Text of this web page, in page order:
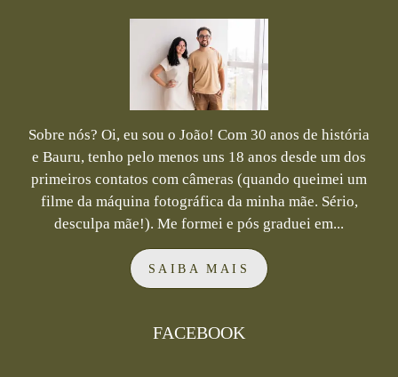
Sobre nós? Oi, eu sou o João! Com 30 anos de história
e Bauru, tenho pelo menos uns 18 anos desde um dos
primeiros contatos com câmeras (quando queimei um
filme da máquina fotográfica da minha mãe. Sério,
desculpa mãe!). Me formei e pós graduei em...
SAIBA MAIS
FACEBOOK